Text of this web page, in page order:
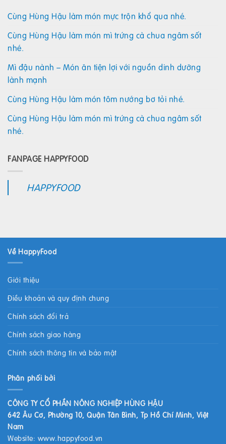
Cùng Hùng Hậu làm món mực trộn khổ qua nhé.
Cùng Hùng Hậu làm món mì trứng cà chua ngâm sốt
nhé.
Mì đậu nành – Món ăn tiện lợi với nguồn dinh dưỡng
lành mạnh
Cùng Hùng Hậu làm món tôm nướng bơ tỏi nhé.
Cùng Hùng Hậu làm món mì trứng cà chua ngâm sốt
nhé.
FANPAGE HAPPYFOOD
HAPPYFOOD
Về HappyFood
Giới thiệu
Điều khoản và quy định chung
Chính sách đổi trả
Chính sách giao hàng
Chính sách thông tin và bảo mật
Phân phối bởi
CÔNG TY CỔ PHẦN NÔNG NGHIỆP HÙNG HẬU
642 Âu Cơ, Phường 10, Quận Tân Bình, Tp Hồ Chí Minh, Việt
Nam
Website: www.happyfood.vn